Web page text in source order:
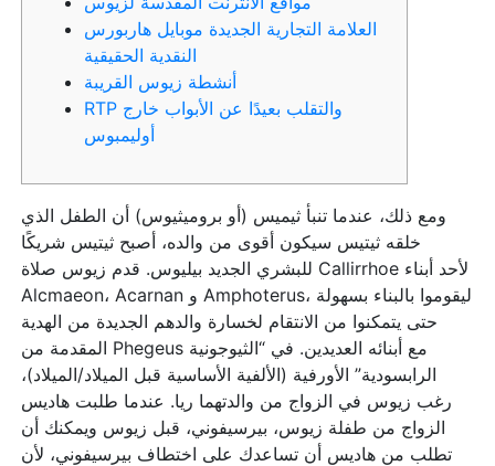
العلامة التجارية الجديدة موبايل هاربورس
النقدية الحقيقية
أنشطة زيوس القريبة
RTP والتقلب بعيدًا عن الأبواب خارج
أوليمبوس
ومع ذلك، عندما تنبأ ثيميس (أو بروميثيوس) أن الطفل الذي
خلقه ثيتيس سيكون أقوى من والده، أصبح ثيتيس شريكًا
للبشري الجديد بيليوس. قدم زيوس صلاة Callirrhoe لأحد أبناء
Alcmaeon، Acarnan و Amphoterus، ليقوموا بالبناء بسهولة
حتى يتمكنوا من الانتقام لخسارة والدهم الجديدة من الهدية
المقدمة من Phegeus مع أبنائه العديدين. في “الثيوجونية
الرابسودية” الأورفية (الألفية الأساسية قبل الميلاد/الميلاد)،
رغب زيوس في الزواج من والدتهما ريا. عندما طلبت هاديس
الزواج من طفلة زيوس، بيرسيفوني، قبل زيوس ويمكنك أن
تطلب من هاديس أن تساعدك على اختطاف بيرسيفوني، لأن